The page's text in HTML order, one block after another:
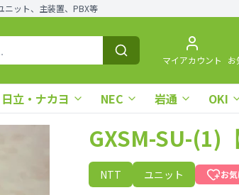
ニット、主装置、PBX等
マイアカウント お
日立・ナカヨ NEC 岩通 OKI
GXSM-SU-(1)
NTT ユニット お